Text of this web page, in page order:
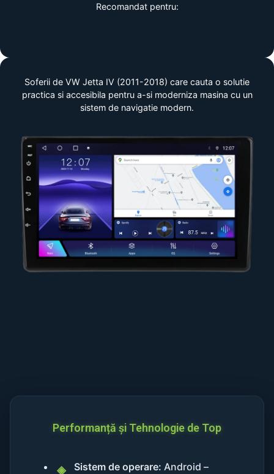
Recomandat pentru:
Soferii de VW Jetta IV (2011-2018) care cauta o solutie
practica si accesibila pentru a-si moderniza masina cu un
sistem de navigatie modern.
Performanță și Tehnologie de Top
Sistem de operare: Android –